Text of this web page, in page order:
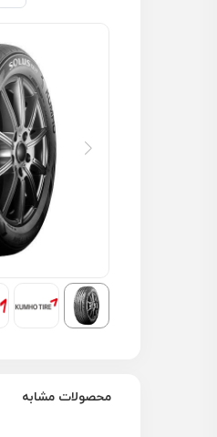
محصولات مشابه